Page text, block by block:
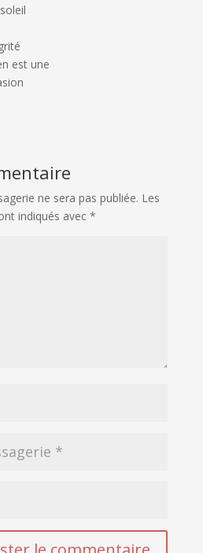
est une
ne sera pas publiée. Les
indiqués avec *